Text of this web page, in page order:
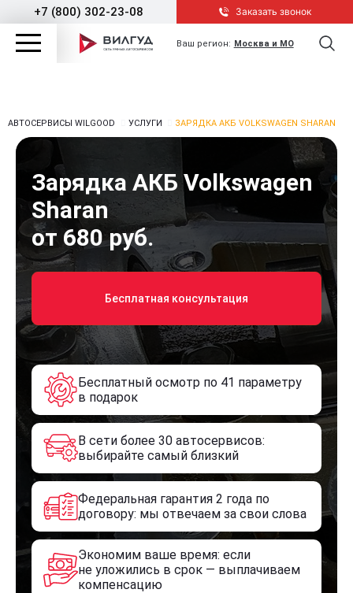
+7 (800) 302-23-08 Заказать звонок
Ваш регион: Москва и МО
АВТОСЕРВИСЫ WILGOOD УСЛУГИ ЗАРЯДКА АКБ VOLKSWAGEN SHARAN
Зарядка АКБ Volkswagen
Sharan
от 680 руб.
Бесплатная консультация
Бесплатный осмотр по 41 параметру
в подарок
В сети более 30 автосервисов:
выбирайте самый близкий
Федеральная гарантия 2 года по
договору: мы отвечаем за свои слова
Экономим ваше время: если
не уложились в срок — выплачиваем
компенсацию